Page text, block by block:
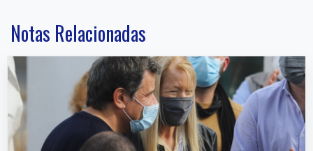
Notas Relacionadas